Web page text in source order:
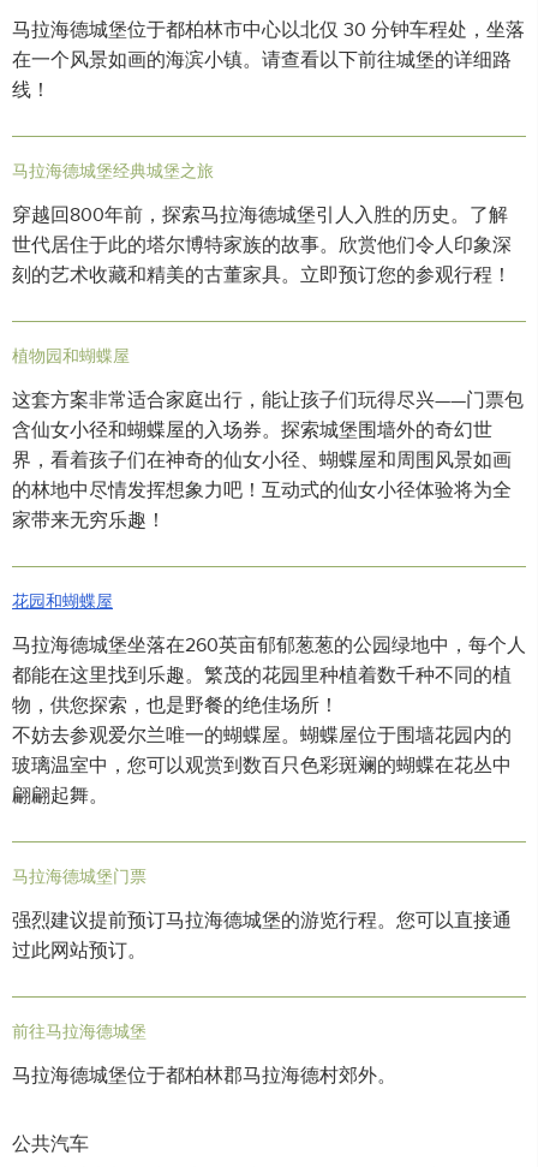
马拉海德城堡位于都柏林市中心以北仅 30 分钟车程处，坐落
在一个风景如画的海滨小镇。请查看以下前往城堡的详细路
线！
马拉海德城堡经典城堡之旅
穿越回800年前，探索马拉海德城堡引人入胜的历史。了解
世代居住于此的塔尔博特家族的故事。欣赏他们令人印象深
刻的艺术收藏和精美的古董家具。立即预订您的参观行程！
植物园和蝴蝶屋
这套方案非常适合家庭出行，能让孩子们玩得尽兴——门票包
含仙女小径和蝴蝶屋的入场券。探索城堡围墙外的奇幻世
界，看着孩子们在神奇的仙女小径、蝴蝶屋和周围风景如画
的林地中尽情发挥想象力吧！互动式的仙女小径体验将为全
家带来无穷乐趣！
花园和蝴蝶屋
马拉海德城堡坐落在260英亩郁郁葱葱的公园绿地中，每个人
都能在这里找到乐趣。繁茂的花园里种植着数千种不同的植
物，供您探索，也是野餐的绝佳场所！
不妨去参观爱尔兰唯一的蝴蝶屋。蝴蝶屋位于围墙花园内的
玻璃温室中，您可以观赏到数百只色彩斑斓的蝴蝶在花丛中
翩翩起舞。
马拉海德城堡门票
强烈建议提前预订马拉海德城堡的游览行程。您可以直接通
过此网站预订。
前往马拉海德城堡
马拉海德城堡位于都柏林郡马拉海德村郊外。
公共汽车